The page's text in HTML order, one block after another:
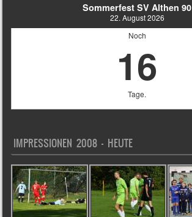
Sommerfest SV Althen 90
22. August 2026
Noch
16
Tage.
IMPRESSIONEN 2008 – HEUTE